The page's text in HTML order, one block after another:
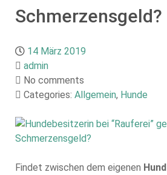
Schmerzensgeld?
14 März 2019
admin
No comments
Categories: Allgemein, Hunde
Findet zwischen dem eigenen Hund